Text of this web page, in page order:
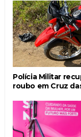
Polícia Militar
roubo em Cruz